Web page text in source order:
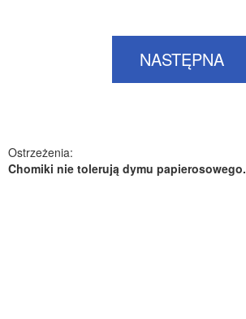
NASTĘPNA
Ostrzeżenia:
Chomiki nie tolerują dymu papierosowego.